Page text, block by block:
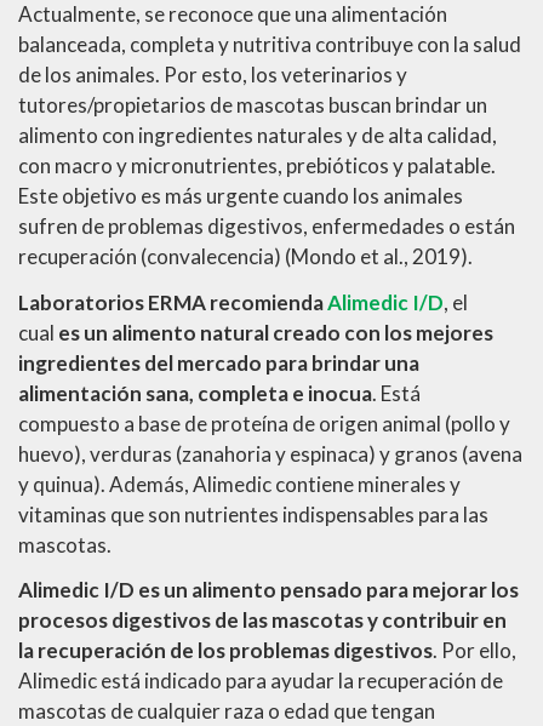
Actualmente, se reconoce que una alimentación
balanceada, completa y nutritiva contribuye con la salud
de los animales. Por esto, los veterinarios y
tutores/propietarios de mascotas buscan brindar un
alimento con ingredientes naturales y de alta calidad,
con macro y micronutrientes, prebióticos y palatable.
Este objetivo es más urgente cuando los animales
sufren de problemas digestivos, enfermedades o están
recuperación (convalecencia) (Mondo et al., 2019).
Laboratorios ERMA recomiendaAlimedic I/D, el
cual es un alimento natural creado con los mejores
ingredientes del mercado para brindar una
alimentación sana, completa e inocua. Está
compuesto a base de proteína de origen animal (pollo y
huevo), verduras (zanahoria y espinaca) y granos (avena
y quinua). Además, Alimedic contiene minerales y
vitaminas que son nutrientes indispensables para las
mascotas.
Alimedic I/D es un alimento pensado para mejorar los
procesos digestivos de las mascotas y contribuir en
la recuperación de los problemas digestivos. Por ello,
Alimedic está indicado para ayudar la recuperación de
mascotas de cualquier raza o edad que tengan